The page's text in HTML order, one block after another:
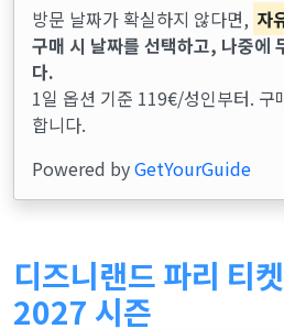
방문 날짜가 확실하지 않다면, 자
구매 시 날짜를 선택하고, 나중에
다.
1일 옵션 기준 119€/성인부터. 구
합니다.
Powered byGetYourGuide
디즈니랜드 파리 티
2027 시즌